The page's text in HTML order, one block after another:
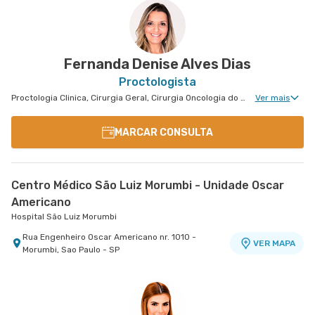
Hospital e Maternidade São Luiz São Caetano
Alameda Caulim nr. 115 1° Andar - Ceramica, Sao
Fernanda Denise Alves Dias
Proctologista
Proctologia Clinica, Cirurgia Geral, Cirurgia Oncologia do Peritônio, Dermatologia Oncológica, Cirurgia Oncológica Ginecológica, Oncologia Mamária, Cirurgia Oncológica, Ginecologia Oncológica, Cirurgia Oncológica do Aparelho Digestivo Ver mais
MARCAR CONSULTA
Centro Médico São Luiz Morumbi - Unidade Oscar
Americano
Hospital São Luiz Morumbi
Rua Engenheiro Oscar Americano nr. 1010 -
Morumbi, Sao Paulo - SP
VER MAPA